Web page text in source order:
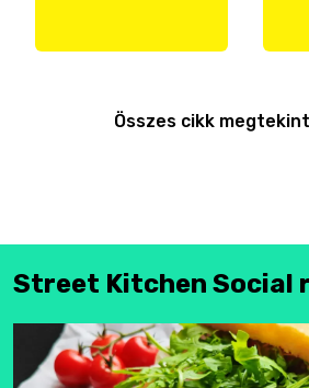
Összes cikk
Street Kitchen Social